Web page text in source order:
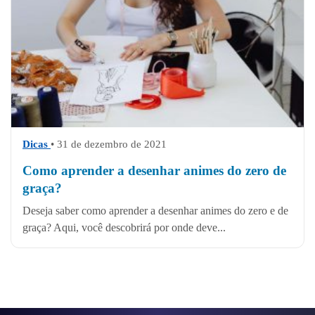
Dicas • 31 de dezembro de 2021
Como aprender a desenhar animes do zero de
graça?
Deseja saber como aprender a desenhar animes do zero e de
graça? Aqui, você descobrirá por onde deve...